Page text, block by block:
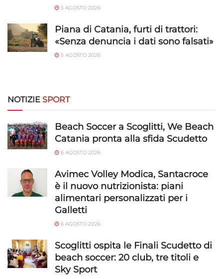
Identificare i dispositivi in base alle informazioni
Utilizzare dati di geolocalizzazione precisi,
Riconoscere i dispositivi in base a informazioni
rilevare frodi, correggere errori, Erogare
e presentare pubblicità e contenuto,
Salvare e comunicare le scelte sulla
privacy.
5 AGOSTO 2026
Piana di Catania, furti di trattori:
«Senza denuncia i dati sono falsati»
5 AGOSTO 2026
NOTIZIE SPORT
Beach Soccer a Scoglitti, We Beach
Catania pronta alla sfida Scudetto
6 AGOSTO 2026
Avimec Volley Modica, Santacroce
è il nuovo nutrizionista: piani
alimentari personalizzati per i
Galletti
6 AGOSTO 2026
Scoglitti ospita le Finali Scudetto di
beach soccer: 20 club, tre titoli e
Sky Sport